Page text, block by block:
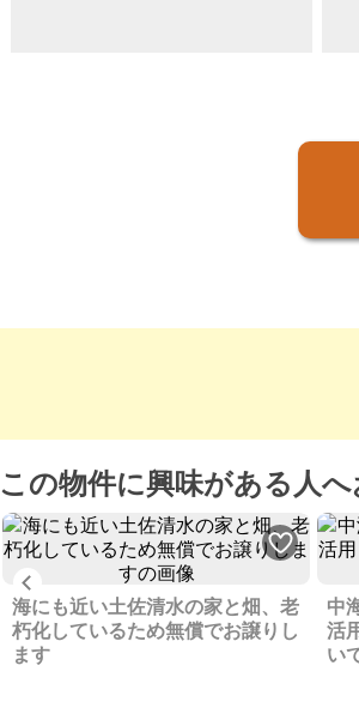
この物件に興味がある人
海にも近い土佐清水の家と畑、老
朽化しているため無償でお譲りし
ます
中
活
い